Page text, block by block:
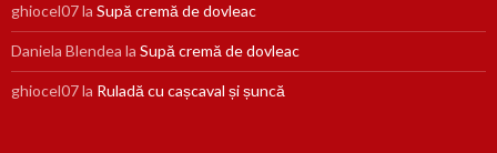
ghiocel07la Supă cremă de dovleac
Daniela Blendea la Supă cremă de dovleac
ghiocel07la Ruladă cu cașcaval și șuncă